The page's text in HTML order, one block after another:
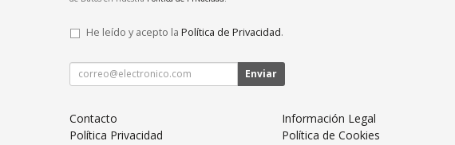
He leído y acepto la Política de Privacidad.
Enviar
Contacto
Información Legal
Política Privacidad
Política de Cookies